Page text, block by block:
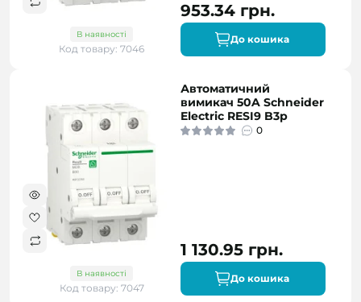
В наявності
Код товару: 7046
953.34 грн.
До кошика
В наявності
Код товару: 7047
Автоматичний
вимикач 50A Schneider
Electric RESI9 B3р
0
1 130.95 грн.
До кошика